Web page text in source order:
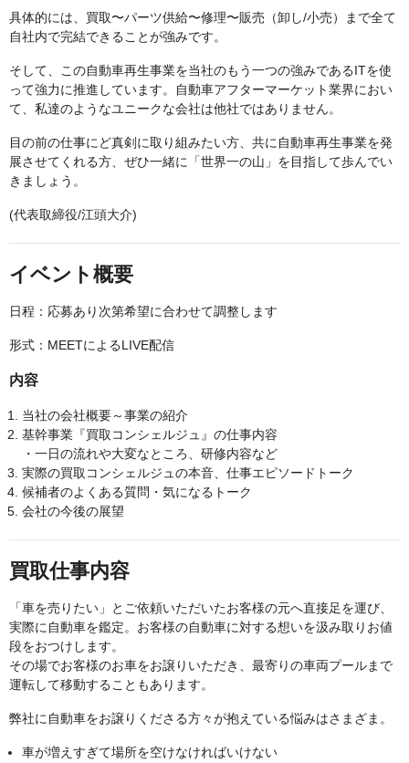
具体的には、買取〜パーツ供給〜修理〜販売（卸し/小売）まで全て
自社内で完結できることが強みです。
そして、この自動車再生事業を当社のもう一つの強みであるITを使
って強力に推進しています。自動車アフターマーケット業界におい
て、私達のようなユニークな会社は他社ではありません。
目の前の仕事にど真剣に取り組みたい方、共に自動車再生事業を発
展させてくれる方、ぜひ一緒に「世界一の山」を目指して歩んでい
きましょう。
(代表取締役/江頭大介)
イベント概要
日程：応募あり次第希望に合わせて調整します
形式：MEETによるLIVE配信
内容
当社の会社概要～事業の紹介
基幹事業『買取コンシェルジュ』の仕事内容
・一日の流れや大変なところ、研修内容など
実際の買取コンシェルジュの本音、仕事エピソードトーク
候補者のよくある質問・気になるトーク
会社の今後の展望
買取仕事内容
「車を売りたい」とご依頼いただいたお客様の元へ直接足を運び、
実際に自動車を鑑定。お客様の自動車に対する想いを汲み取りお値
段をおつけします。
その場でお客様のお車をお譲りいただき、最寄りの車両プールまで
運転して移動することもあります。
弊社に自動車をお譲りくださる方々が抱えている悩みはさまざま。
車が増えすぎて場所を空けなければいけない